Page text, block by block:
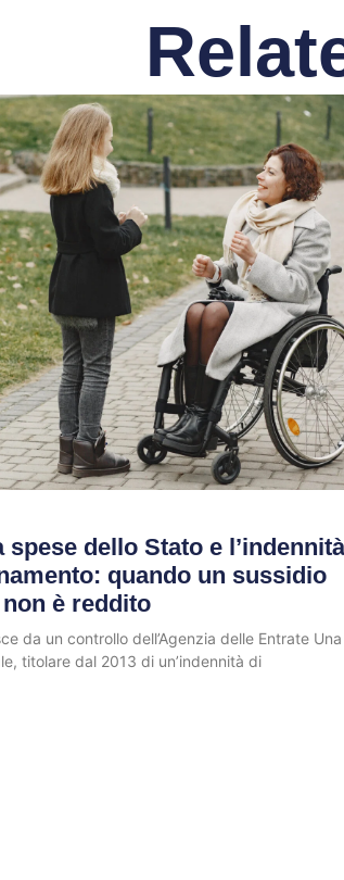
dello Stato e l’indennità
quando un sussidio
è reddito
da un controllo dell’Agenzia delle Entrate Una
titolare dal 2013 di un’indennità di